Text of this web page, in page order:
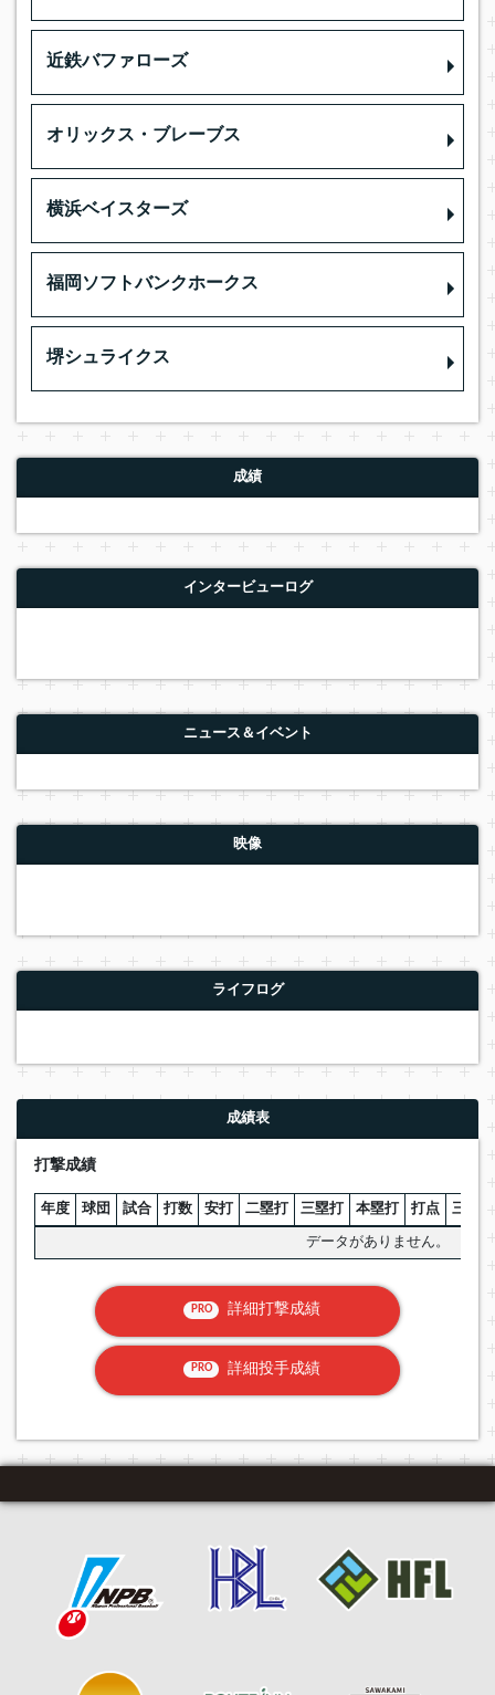
近鉄バファローズ
オリックス・ブレーブス
横浜ベイスターズ
福岡ソフトバンクホークス
堺シュライクス
成績
インタービューログ
ニュース＆イベント
映像
ライフログ
成績表
打撃成績
年度 球団 試合 打数 安打 二塁打 三塁打 本塁打 打点 三振
データがありません。
PRO 詳細打撃成績
PRO 詳細投手成績